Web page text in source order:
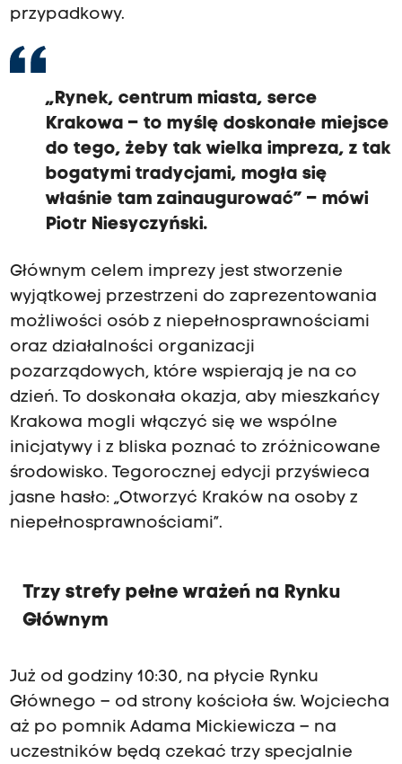
przypadkowy.
„Rynek, centrum miasta, serce
Krakowa – to myślę doskonałe miejsce
do tego, żeby tak wielka impreza, z tak
bogatymi tradycjami, mogła się
właśnie tam zainaugurować” – mówi
Piotr Niesyczyński.
Głównym celem imprezy jest stworzenie
wyjątkowej przestrzeni do zaprezentowania
możliwości osób z niepełnosprawnościami
oraz działalności organizacji
pozarządowych, które wspierają je na co
dzień. To doskonała okazja, aby mieszkańcy
Krakowa mogli włączyć się we wspólne
inicjatywy i z bliska poznać to zróżnicowane
środowisko. Tegorocznej edycji przyświeca
jasne hasło: „Otworzyć Kraków na osoby z
niepełnosprawnościami”.
Trzy strefy pełne wrażeń na Rynku
Głównym
Już od godziny 10:30, na płycie Rynku
Głównego – od strony kościoła św. Wojciecha
aż po pomnik Adama Mickiewicza – na
uczestników będą czekać trzy specjalnie